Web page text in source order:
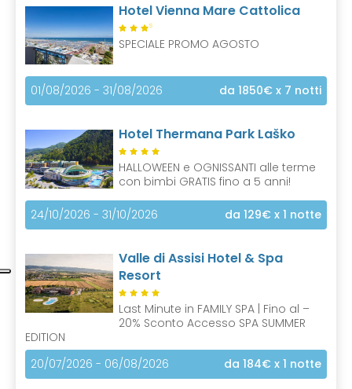
Hotel Vienna Mare Cattolica
S
SPECIALE PROMO AGOSTO
01/08/2026 - 31/08/2026 da 1850€ x 7 notti
Hotel Thermana Park Laško
HALLOWEEN e OGNISSANTI alle terme
con bimbi GRATIS fino a 5 anni!
24/10/2026 - 31/10/2026 da 129€ x 1 notte
Valle di Assisi Hotel & Spa
Resort
Last Minute in FAMILY SPA | Fino al –
20% Sconto Accesso SPA SUMMER
EDITION
20/07/2026 - 06/08/2026
da 184€ x 1 notte